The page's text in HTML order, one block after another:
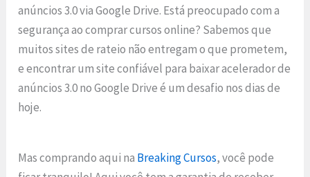
anúncios 3.0 via Google Drive. Está preocupado com a
segurança ao comprar cursos online? Sabemos que
muitos sites de rateio não entregam o que prometem,
e encontrar um site confiável para baixar acelerador de
anúncios 3.0 no Google Drive é um desafio nos dias de
hoje.
Mas comprando aqui na Breaking Cursos, você pode